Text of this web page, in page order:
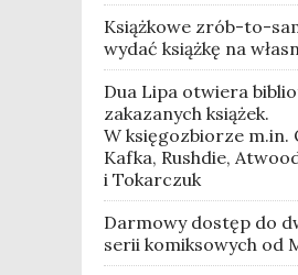
Książkowe zrób-to-
wydać książkę na
Dua Lipa otwiera
zakazanych książek.
W księgozbiorze m.in.
Kafka, Rushdie,
i Tokarczuk
Darmowy dostęp do
serii komiksowych od